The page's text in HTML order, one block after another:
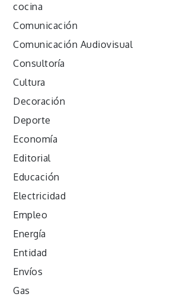
cocina
Comunicación
Comunicación Audiovisual
Consultoría
Cultura
Decoración
Deporte
Economía
Editorial
Educación
Electricidad
Empleo
Energía
Entidad
Envíos
Gas